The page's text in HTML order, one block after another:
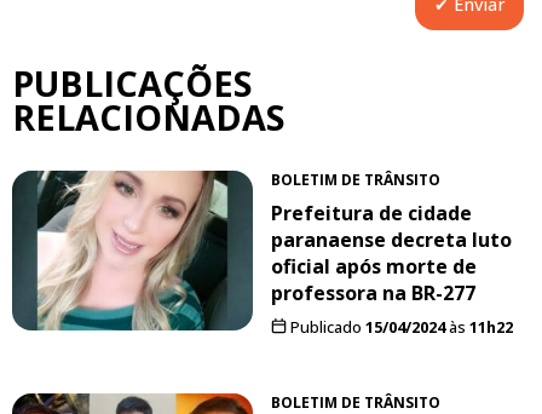
PUBLICAÇÕES
RELACIONADAS
BOLETIM DE TRÂNSITO
Prefeitura de cidade
paranaense decreta luto
oficial após morte de
professora na BR-277
Publicado 15/04/2024às 11h22
BOLETIM DE TRÂNSITO